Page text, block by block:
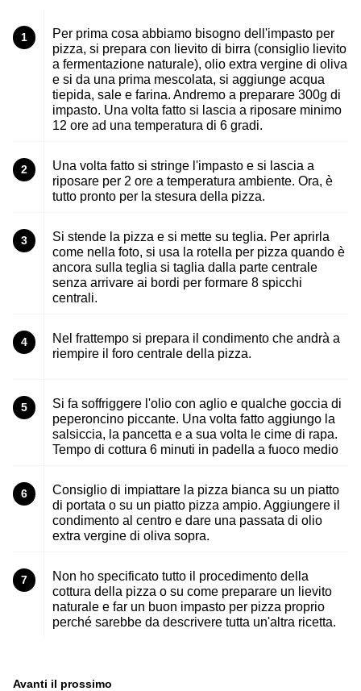
1
Per prima cosa abbiamo bisogno dell'impasto per
pizza, si prepara con lievito di birra (consiglio lievito
a fermentazione naturale), olio extra vergine di oliva
e si da una prima mescolata, si aggiunge acqua
tiepida, sale e farina. Andremo a preparare 300g di
impasto. Una volta fatto si lascia a riposare minimo
12 ore ad una temperatura di 6 gradi.
2
Una volta fatto si stringe l'impasto e si lascia a
riposare per 2 ore a temperatura ambiente. Ora, è
tutto pronto per la stesura della pizza.
3
Si stende la pizza e si mette su teglia. Per aprirla
come nella foto, si usa la rotella per pizza quando è
ancora sulla teglia si taglia dalla parte centrale
senza arrivare ai bordi per formare 8 spicchi
centrali.
4
Nel frattempo si prepara il condimento che andrà a
riempire il foro centrale della pizza.
5
Si fa soffriggere l'olio con aglio e qualche goccia di
peperoncino piccante. Una volta fatto aggiungo la
salsiccia, la pancetta e a sua volta le cime di rapa.
Tempo di cottura 6 minuti in padella a fuoco medio
6
Consiglio di impiattare la pizza bianca su un piatto
di portata o su un piatto pizza ampio. Aggiungere il
condimento al centro e dare una passata di olio
extra vergine di oliva sopra.
7
Non ho specificato tutto il procedimento della
cottura della pizza o su come preparare un lievito
naturale e far un buon impasto per pizza proprio
perché sarebbe da descrivere tutta un'altra ricetta.
Avanti il ​​prossimo